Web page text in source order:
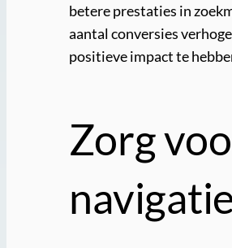
betere prestaties in
aantal conversies
positieve impact te
Zorg